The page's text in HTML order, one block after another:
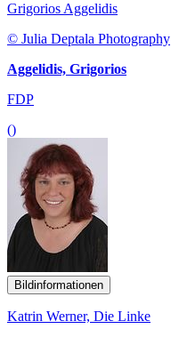
Grigorios Aggelidis
© Julia Deptala Photography
Aggelidis, Grigorios
FDP
()
Bildinformationen
Katrin Werner, Die Linke